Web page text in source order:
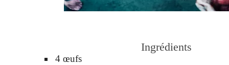
Ingrédients
4 œufs